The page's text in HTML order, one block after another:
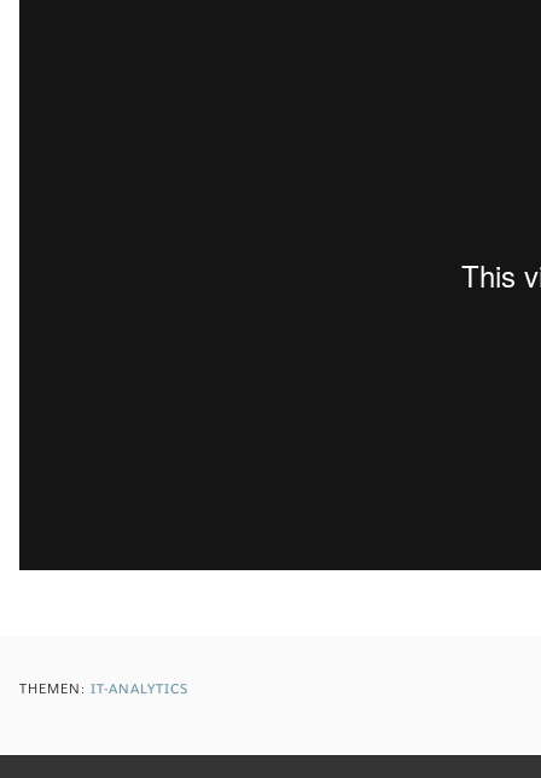
THEMEN: IT-ANALYTICS